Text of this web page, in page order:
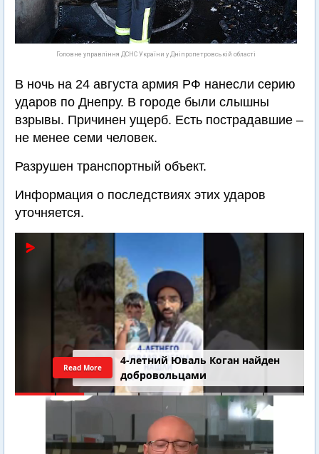
Головне управління ДСНС України у Дніпропетровській області
В ночь на 24 августа армия РФ нанесли серию
ударов по Днепру. В городе были слышны
взрывы. Причинен ущерб. Есть пострадавшие –
не менее семи человек.
Разрушен транспортный объект.
Информация о последствиях этих ударов
уточняется.
4-летний Юваль Коган найден
добровольцами
Read More